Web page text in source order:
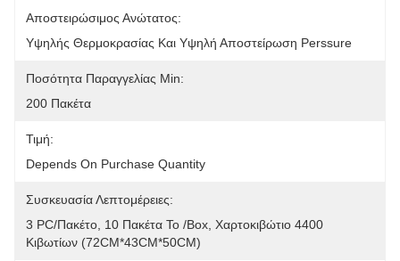
Αποστειρώσιμος Ανώτατος:
Υψηλής Θερμοκρασίας Και Υψηλή Αποστείρωση Perssure
Ποσότητα Παραγγελίας Min:
200 Πακέτα
Τιμή:
Depends On Purchase Quantity
Συσκευασία Λεπτομέρειες:
3 PC/πακέτο, 10 Πακέτα Το /box, Χαρτοκιβώτιο 4400
Κιβωτίων (72CM*43CM*50CM)